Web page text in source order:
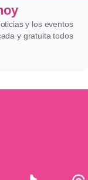
y los eventos
y gratuita todos